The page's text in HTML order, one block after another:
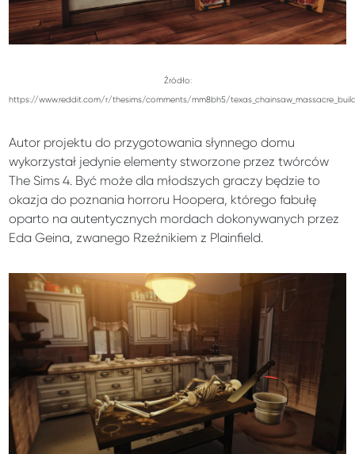
Źródło:
https://www.reddit.com/r/thesims/comments/mm8bh5/
Autor projektu do przygotowania słynnego domu
wykorzystał jedynie elementy stworzone przez twórców
The Sims 4. Być może dla młodszych graczy będzie to
okazja do poznania horroru Hoopera, którego fabułę
oparto na autentycznych mordach dokonywanych przez
Eda Geina, zwanego Rzeźnikiem z Plainfield.